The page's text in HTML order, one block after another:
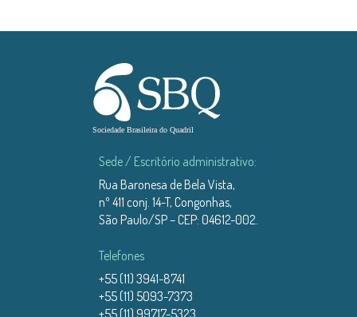
Sede / Escritório administrativo:
Rua Baronesa de Bela Vista,
nº 411 conj. 14-T, Congonhas,
São Paulo/SP – CEP: 04612-002.
Telefones
+55 (11) 3941-8741
+55 (11) 5093-7373
+55 (11) 99717-5323